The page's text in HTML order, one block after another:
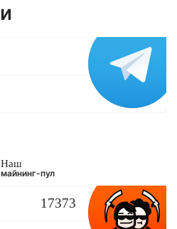
Наш
майнинг-пул
17373